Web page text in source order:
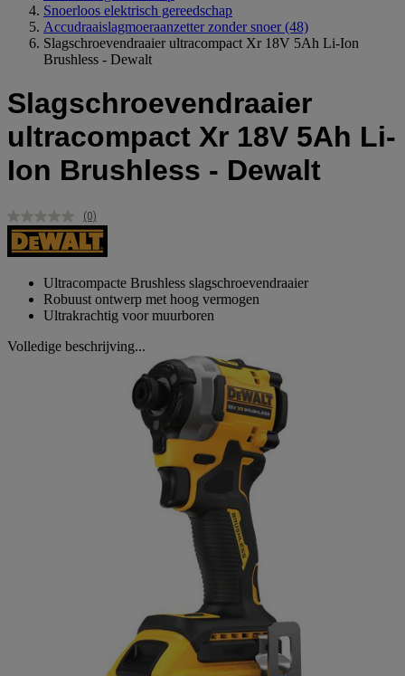
Snoerloos elektrisch gereedschap
Accudraaislagmoeraanzetter zonder snoer (48)
Slagschroevendraaier ultracompact Xr 18V 5Ah Li-Ion
Brushless - Dewalt
Slagschroevendraaier
ultracompact Xr 18V 5Ah Li-
Ion Brushless - Dewalt
Geen
scorewaarde.
Dezelfde
(0)
Ultracompacte Brushless slagschroevendraaier
Robuust ontwerp met hoog vermogen
Ultrakrachtig voor muurboren
Volledige beschrijving...